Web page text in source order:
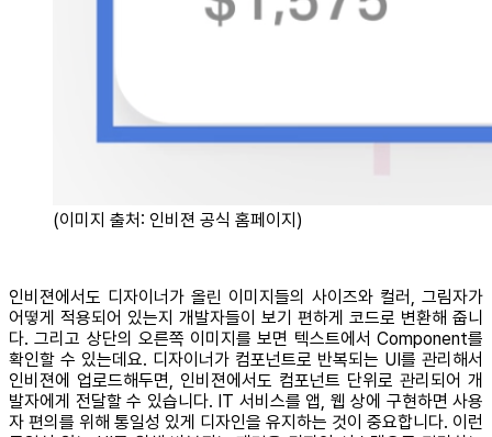
(이미지 출처: 인비젼 공식 홈페이지)
인비젼에서도 디자이너가 올린 이미지들의 사이즈와 컬러, 그림자가
어떻게 적용되어 있는지 개발자들이 보기 편하게 코드로 변환해 줍니
다. 그리고 상단의 오른쪽 이미지를 보면 텍스트에서 Component를
확인할 수 있는데요. 디자이너가 컴포넌트로 반복되는 UI를 관리해서
인비젼에 업로드해두면, 인비젼에서도 컴포넌트 단위로 관리되어 개
발자에게 전달할 수 있습니다. IT 서비스를 앱, 웹 상에 구현하면 사용
자 편의를 위해 통일성 있게 디자인을 유지하는 것이 중요합니다. 이런